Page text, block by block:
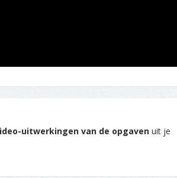
uitwerkingen van de opgaven uit je